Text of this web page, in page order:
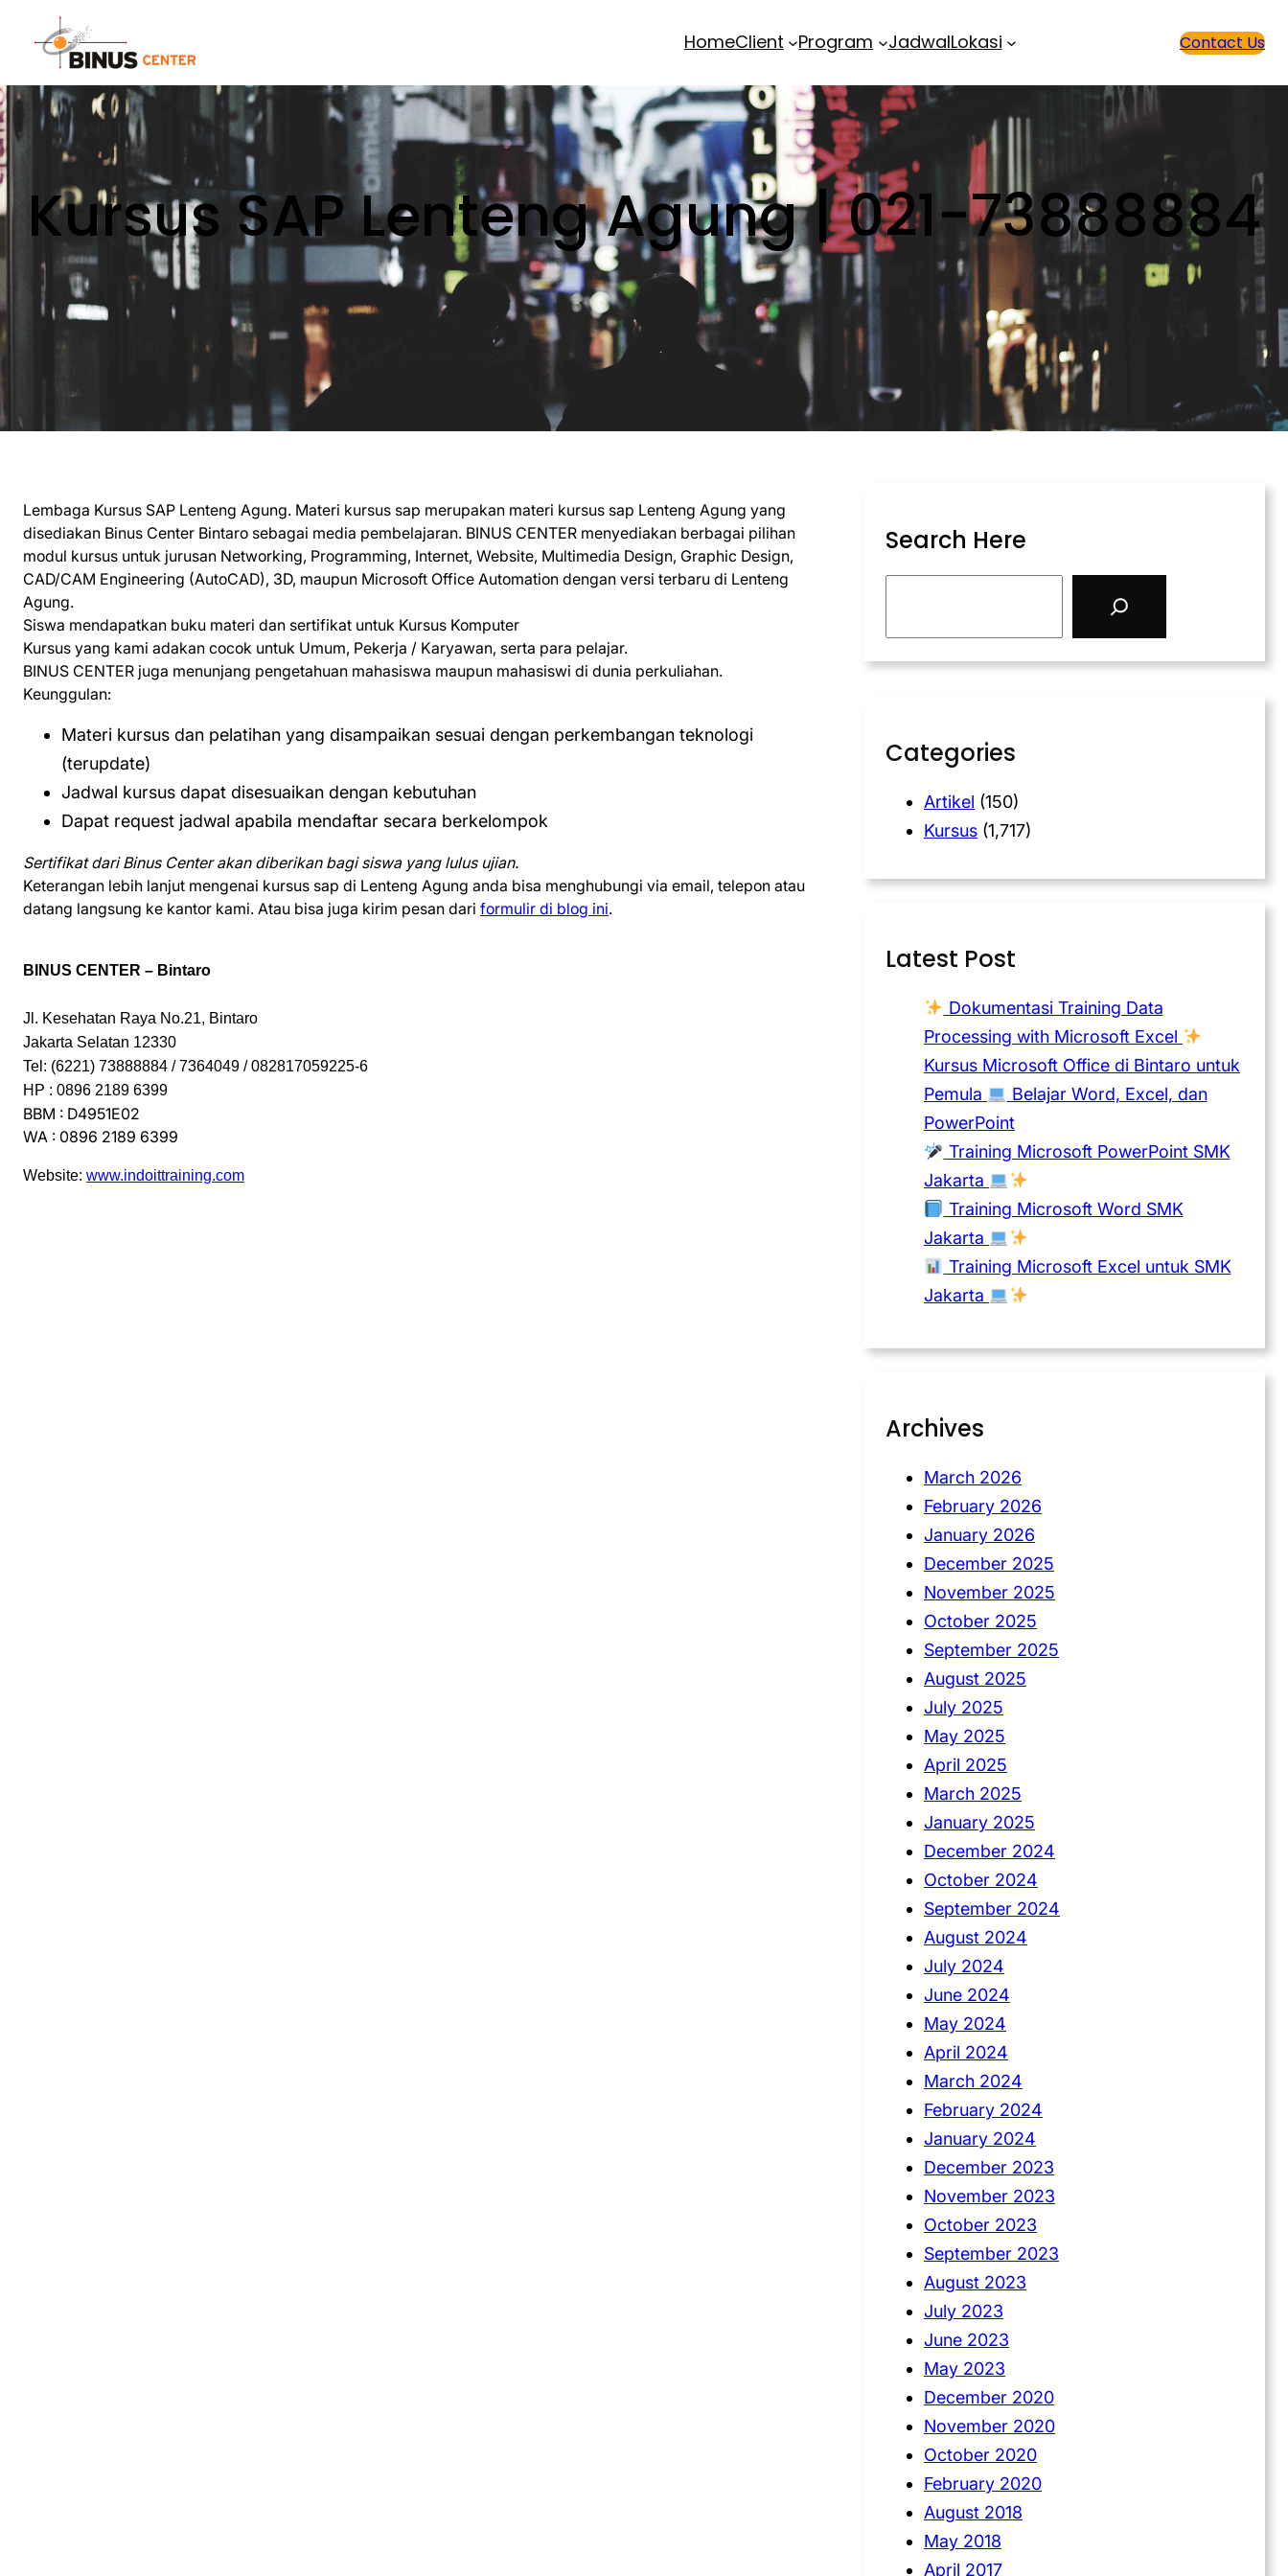
HomeClient Program JadwalLokasi Contact Us
Kursus SAP Lenteng Agung | 021-73888884
Lembaga Kursus SAP Lenteng Agung. Materi kursus sap merupakan materi kursus sap Lenteng Agung yang
disediakan Binus Center Bintaro sebagai media pembelajaran. BINUS CENTER menyediakan berbagai pilihan
modul kursus untuk jurusan Networking, Programming, Internet, Website, Multimedia Design, Graphic Design,
CAD/CAM Engineering (AutoCAD), 3D, maupun Microsoft Office Automation dengan versi terbaru di Lenteng
Agung.
Siswa mendapatkan buku materi dan sertifikat untuk Kursus Komputer
Kursus yang kami adakan cocok untuk Umum, Pekerja / Karyawan, serta para pelajar.
BINUS CENTER juga menunjang pengetahuan mahasiswa maupun mahasiswi di dunia perkuliahan.
Keunggulan:
Materi kursus dan pelatihan yang disampaikan sesuai dengan perkembangan teknologi
(terupdate)
Jadwal kursus dapat disesuaikan dengan kebutuhan
Dapat request jadwal apabila mendaftar secara berkelompok
Sertifikat dari Binus Center akan diberikan bagi siswa yang lulus ujian.
Keterangan lebih lanjut mengenai kursus sap di Lenteng Agung anda bisa menghubungi via email, telepon atau
datang langsung ke kantor kami. Atau bisa juga kirim pesan dari formulir di blog ini.
BINUS CENTER – Bintaro
Jl. Kesehatan Raya No.21, Bintaro
Jakarta Selatan 12330
Tel: (6221) 73888884 / 7364049 / 082817059225-6
HP : 0896 2189 6399
BBM : D4951E02
WA : 0896 2189 6399
Website: www.indoittraining.com
Search Here
Categories
Artikel (150)
Kursus (1,717)
Latest Post
Dokumentasi Training Data
Processing with Microsoft Excel
Kursus Microsoft Office di Bintaro untuk
Pemula
Belajar Word, Excel, dan
PowerPoint
Training Microsoft PowerPoint SMK
Jakarta
Training Microsoft Word SMK
Jakarta
Training Microsoft Excel untuk SMK
Jakarta
Archives
March 2026
February 2026
January 2026
December 2025
November 2025
October 2025
September 2025
August 2025
July 2025
May 2025
April 2025
March 2025
January 2025
December 2024
October 2024
September 2024
August 2024
July 2024
June 2024
May 2024
April 2024
March 2024
February 2024
January 2024
December 2023
November 2023
October 2023
September 2023
August 2023
July 2023
June 2023
May 2023
December 2020
November 2020
October 2020
February 2020
August 2018
May 2018
April 2017